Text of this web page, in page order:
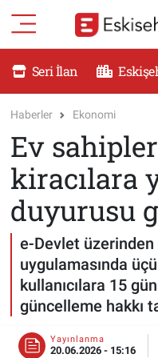
Seri İlan
Haberler Ekonomi
Ev
kiracılara
duyurusu
e-Devlet
uygulamasında
kullanıcılara 15
güncelleme hakkı
Yayınlanma
20.06.2026 - 15:16
RESMİ İLANLAR
DÜNYA
SAĞLIK
MAGAZİN
KADIN
TEKNOLOJİ
YEMEK
Eskişehir Nöbetçi
Eskişehir Namaz
Eskişehir Trafik
Süper Lig Puan
Tüm Manşetler
Son Dakika
Haber Arşivi